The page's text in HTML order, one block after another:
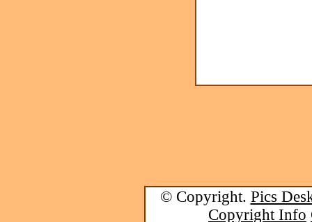
© Copyright. Pics
Copyright Info